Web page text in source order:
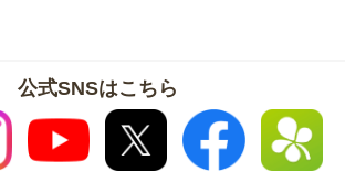
公式SNSはこちら